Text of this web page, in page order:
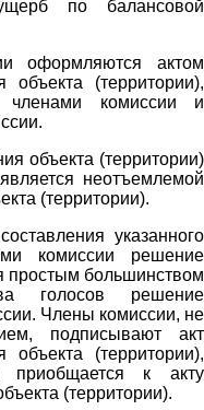
по балансовой
оформляются актом
объекта (территории),
членами комиссии и
объекта (территории)
неотъемлемой
(территории).
указанного
комиссии решение
простым большинством
голосов решение
Члены комиссии, не
подписывают акт
объекта (территории),
к акту
(территории).